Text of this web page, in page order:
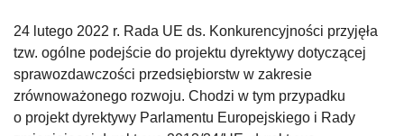
24 lutego 2022 r. Rada UE ds. Konkurencyjności przyjęła
tzw. ogólne podejście do projektu dyrektywy dotyczącej
sprawozdawczości przedsiębiorstw w zakresie
zrównoważonego rozwoju. Chodzi w tym przypadku
o projekt dyrektywy Parlamentu Europejskiego i Rady